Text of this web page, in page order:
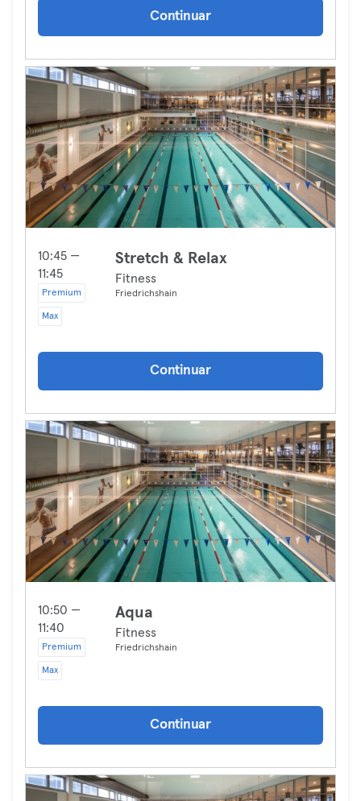
Continuar
10:45 —
11:45
Premium
Max
Stretch & Relax
Fitness
Friedrichshain
Continuar
10:50 —
11:40
Premium
Max
Aqua
Fitness
Friedrichshain
Continuar